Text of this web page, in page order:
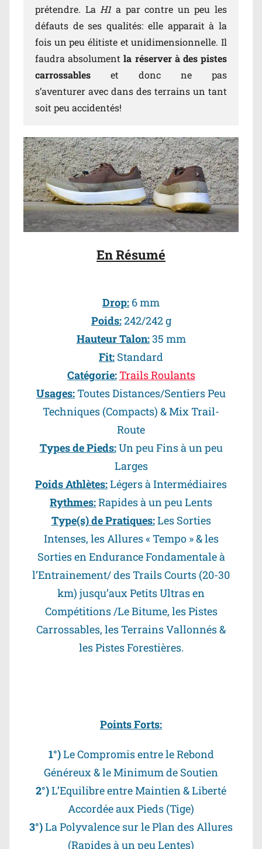
prétendre. La H1 a par contre un peu les
défauts de ses qualités: elle apparait à la
fois un peu élitiste et unidimensionnelle. Il
faudra absolumentla réserver à des pistes
carrossables et donc ne pas
s’aventurer avec dans des terrains un tant
soit peu accidentés!
En Résumé
Drop: 6 mm
Poids:242/242 g
Hauteur Talon:35 mm
Fit: Standard
Catégorie:Trails Roulants
Usages:Toutes Distances/Sentiers Peu
Techniques (Compacts) & Mix Trail-
Route
Types de Pieds:Un peu Fins à un peu
Larges
Poids Athlètes:Légers à Intermédiaires
Rythmes:Rapides à un peu Lents
Type(s) de Pratiques:Les Sorties
Intenses, les Allures « Tempo » & les
Sorties en Endurance Fondamentale à
l’Entrainement/ des Trails Courts (20-30
km) jusqu’aux Petits Ultras en
Compétitions /Le Bitume, les Pistes
Carrossables, les Terrains Vallonnés &
les Pistes Forestières.
Points Forts:
1°)Le Compromis entre le Rebond
Généreux & le Minimum de Soutien
2°)L’Equilibre entre Maintien & Liberté
Accordée aux Pieds (Tige)
3°)La Polyvalence sur le Plan des Allures
(Rapides à un peu Lentes)